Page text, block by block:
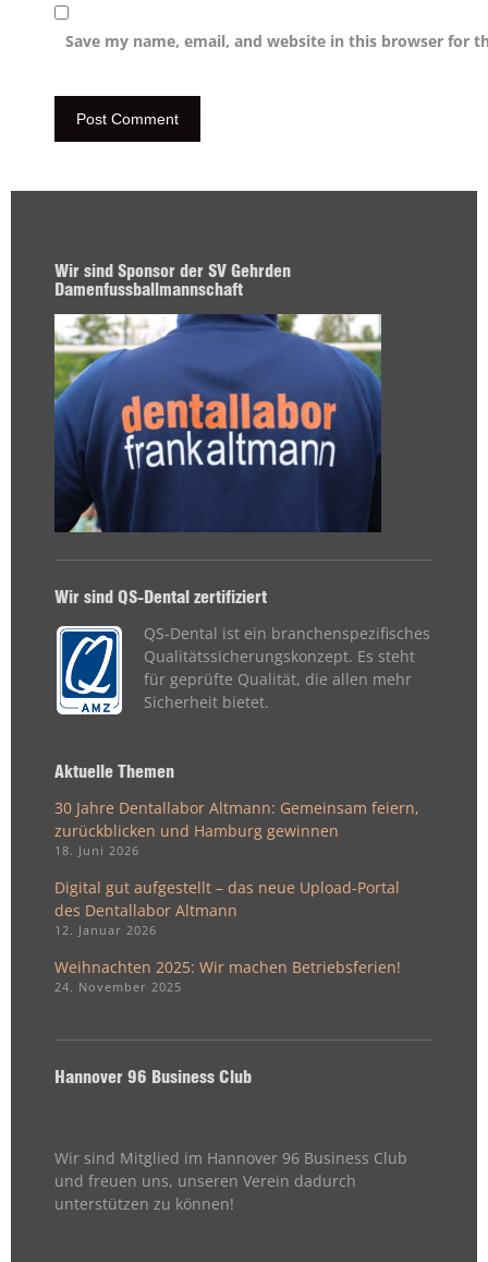
Save my name, email, and website in this browser for
Wir sind Sponsor der SV Gehrden
Damenfussballmannschaft
Wir sind QS-Dental zertifiziert
QS-Dental ist ein branchenspezifisches
Qualitätssicherungskonzept. Es steht
für geprüfte Qualität, die allen mehr
Sicherheit bietet.
Aktuelle Themen
30 Jahre Dentallabor Altmann: Gemeinsam feiern,
zurückblicken und Hamburg gewinnen
18. Juni 2026
Digital gut aufgestellt – das neue Upload-Portal
des Dentallabor Altmann
12. Januar 2026
Weihnachten 2025: Wir machen Betriebsferien!
24. November 2025
Hannover 96 Business Club
Wir sind Mitglied im Hannover 96 Business Club
und freuen uns, unseren Verein dadurch
unterstützen zu können!